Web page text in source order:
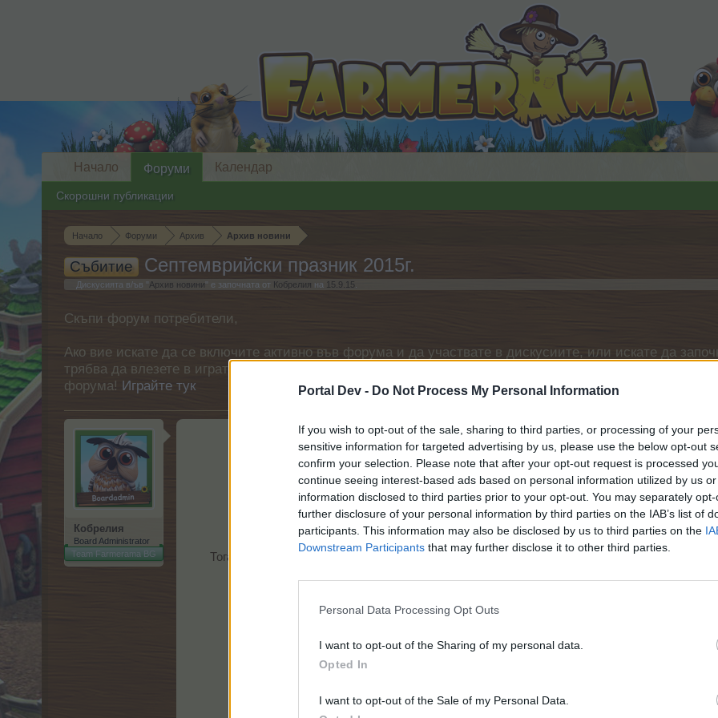
Portal Dev - Do Not Process My Personal Information
If you wish to opt-out of the sale, sharing to third parties, or processing of your
sensitive information for targeted advertising by us, please use the below opt-out
confirm your selection. Please note that after your opt-out request is processed
continue seeing interest-based ads based on personal information utilized by us
information disclosed to third parties prior to your opt-out. You may separately
further disclosure of your personal information by third parties on the IAB’s list of
participants. This information may also be disclosed by us to third parties on the
Downstream Participants that may further disclose it to other third parties.
Personal Data Processing Opt Outs
I want to opt-out of the Sharing of my personal data.
Opted In
I want to opt-out of the Sale of my Personal Data.
Начало Форуми Архив Архив новини
Събитие Септемврийски празник 2015г.
Дискусията в/ъв " Архив новини " е започната от Кобрелия на 15.9.15
Скъпи форум потребители,
Ако вие искате да се включите активно във форума и да участвате в дискусиите, или искате да
трябва да влезете в играта. Моля, регистрирайте се, ако нямате собствен акаунт. Ние очакваме с
форума! Играйте тук
Кобрелия
Board Administrator
Team Farmerama BG
............................................................. Здравейте, фермери!
Време е за Септемврийски празник 2015 г.!
Поздрави Ким, очарователната червена панда, и нейния нов
Искаш ли да изпробваш уменията си и да спечелиш
Тогава не се бави! Произвеждай в мелницата обикновени и премиум циркови топки от
Не пропускай двойните монети – те ти носят допълнителни
В края на играта ще можеш да размениш монетите със звезди срещу
Начало: 17 септември 2015 в 15:00 ч.
Тема за мнения и стратегии
Начало Форуми
Скорошни публикации
Календар